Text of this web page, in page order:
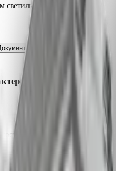
светильником в 3D
косинусная